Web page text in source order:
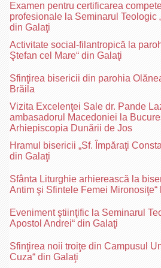
Examen pentru certificarea
profesionale la Seminarul Teologic
din Galaţi
Activitate social-filantropică la
Ştefan cel Mare“ din Galaţi
Sfinţirea bisericii din parohia
Brăila
Vizita Excelenţei Sale dr. Pande
ambasadorul Macedoniei la
Arhiepiscopia Dunării de Jos
Hramul bisericii „Sf. Împăraţi
din Galaţi
Sfânta Liturghie arhierească la
Antim şi Sfintele Femei Mironosiţe“
Eveniment ştiinţific la Seminarul
Apostol Andrei“ din Galaţi
Sfinţirea noii troiţe din Campusul
Cuza“ din Galaţi